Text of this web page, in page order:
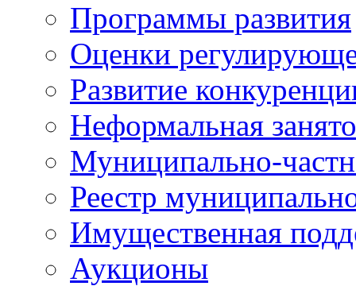
Программы развития
Оценки
Развитие
Неформальная
Муниципально-
Реестр
Имущественная
Аукционы